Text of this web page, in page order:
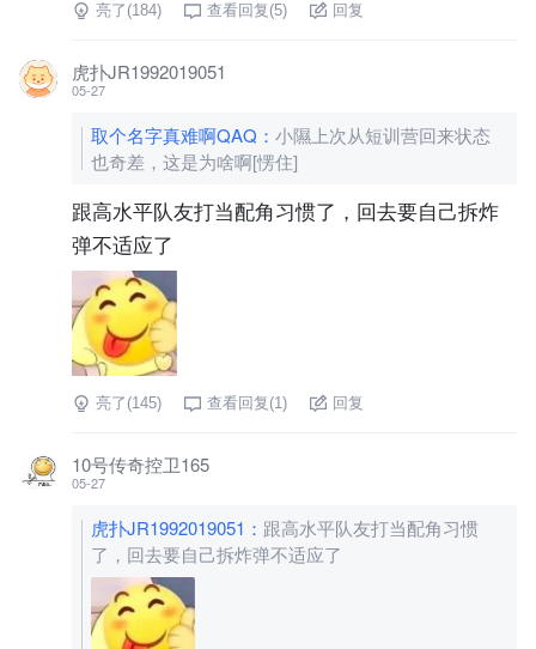
亮了(184) 查看回复(5) 回复
虎扑JR1992019051
05-27
取个名字真难啊QAQ ： 小隰上次从短训营回来状态
也奇差，这是为啥啊[愣住]
跟高水平队友打当配角习惯了，回去要自己拆炸
弹不适应了
亮了(145) 查看回复(1) 回复
10号传奇控卫165
05-27
虎扑JR1992019051 ： 跟高水平队友打当配角习惯
了，回去要自己拆炸弹不适应了